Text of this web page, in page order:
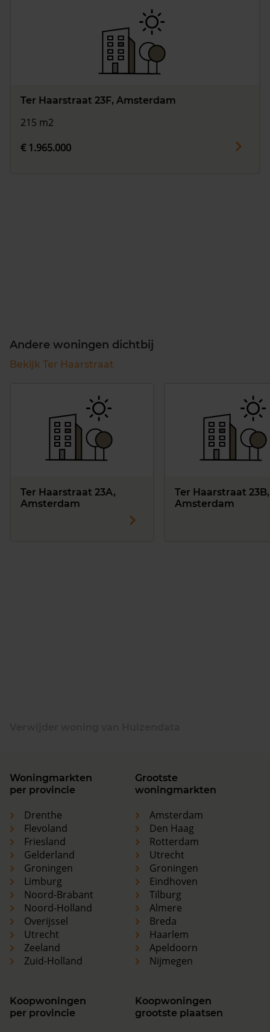
Ter Haarstraat 23F, Amsterdam
215 m2
€ 1.965.000
Andere woningen dichtbij
Bekijk Ter Haarstraat
Ter Haarstraat 23A,
Amsterdam
Ter Haarstraat 23B,
Amsterdam
Woningmarkten
per provincie
Drenthe
Flevoland
Friesland
Gelderland
Groningen
Limburg
Noord-Brabant
Noord-Holland
Overijssel
Utrecht
Zeeland
Zuid-Holland
Grootste
woningmarkten
Amsterdam
Den Haag
Rotterdam
Utrecht
Groningen
Eindhoven
Tilburg
Almere
Breda
Haarlem
Apeldoorn
Nijmegen
Koopwoningen
per provincie
Koopwoningen
grootste plaatsen